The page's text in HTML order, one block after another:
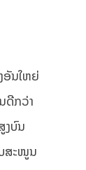
ອັນໃຫຍ່
ດີກວ່າ
ງບົນ
ສະໜູນ